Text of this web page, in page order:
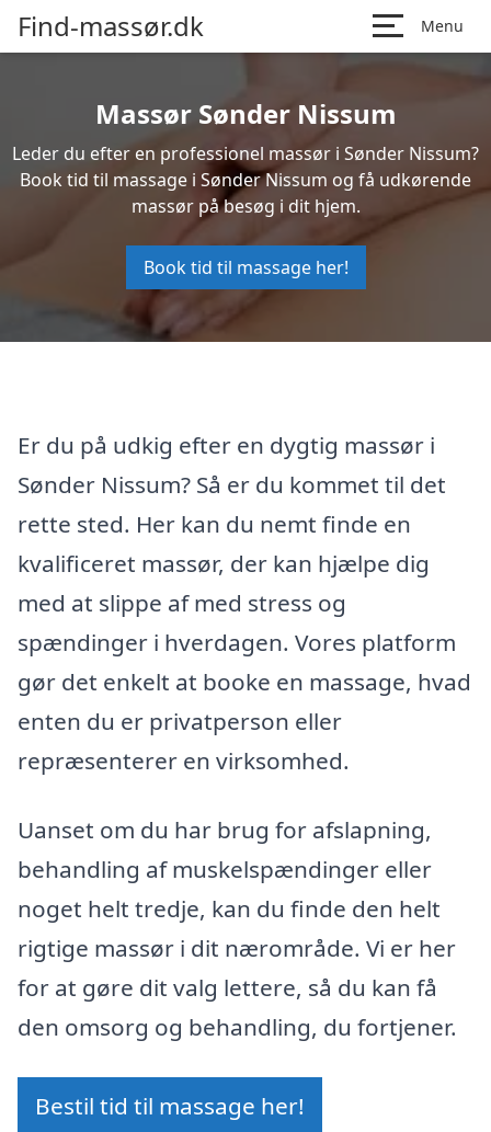
Find-massør.dk Menu
Massør Sønder Nissum
Leder du efter en professionel massør i Sønder Nissum?
Book tid til massage i Sønder Nissum og få udkørende
massør på besøg i dit hjem.
Book tid til massage her!
Er du på udkig efter en dygtig massør i
Sønder Nissum? Så er du kommet til det
rette sted. Her kan du nemt finde en
kvalificeret massør, der kan hjælpe dig
med at slippe af med stress og
spændinger i hverdagen. Vores platform
gør det enkelt at booke en massage, hvad
enten du er privatperson eller
repræsenterer en virksomhed.
Uanset om du har brug for afslapning,
behandling af muskelspændinger eller
noget helt tredje, kan du finde den helt
rigtige massør i dit nærområde. Vi er her
for at gøre dit valg lettere, så du kan få
den omsorg og behandling, du fortjener.
Bestil tid til massage her!